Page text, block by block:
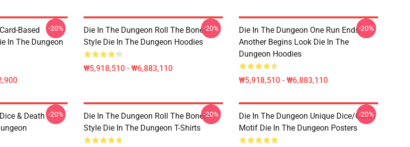
Based
In The Dungeon
-20%
Die In The Dungeon Roll The Bones
Style Die In The Dungeon Hoodies
₩5,918,510 - ₩6,883,110
-20%
Die In The Dungeon One Run Ends,
Another Begins Look Die In The
Dungeon Hoodies
₩5,918,510 - ₩6,883,110
-20%
& Death -20%
Die In The Dungeon Roll The Bones
Style Die In The Dungeon T-Shirts
-20%
Die In The Dungeon Unique Dice/Card
Motif Die In The Dungeon Posters
-20%